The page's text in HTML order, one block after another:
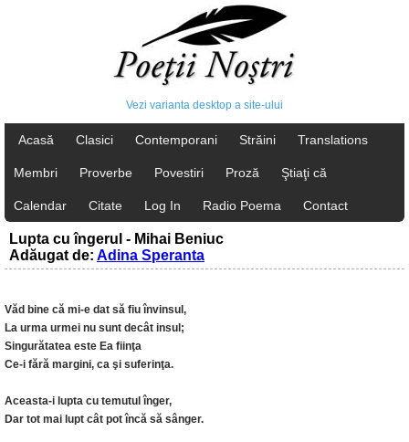
Vezi varianta desktop a site-ului
Acasă Clasici Contemporani Străini Translations
Membri Proverbe Povestiri Proză Ştiaţi că
Calendar Citate Log In Radio Poema Contact
Lupta cu îngerul - Mihai Beniuc
Adăugat de: Adina Speranta
Văd bine că mi-e dat să fiu învinsul,
La urma urmei nu sunt decât insul;
Singurătatea este Ea fiinţa
Ce-i fără margini, ca şi suferinţa.
Aceasta-i lupta cu temutul înger,
Dar tot mai lupt cât pot încă să sânger.